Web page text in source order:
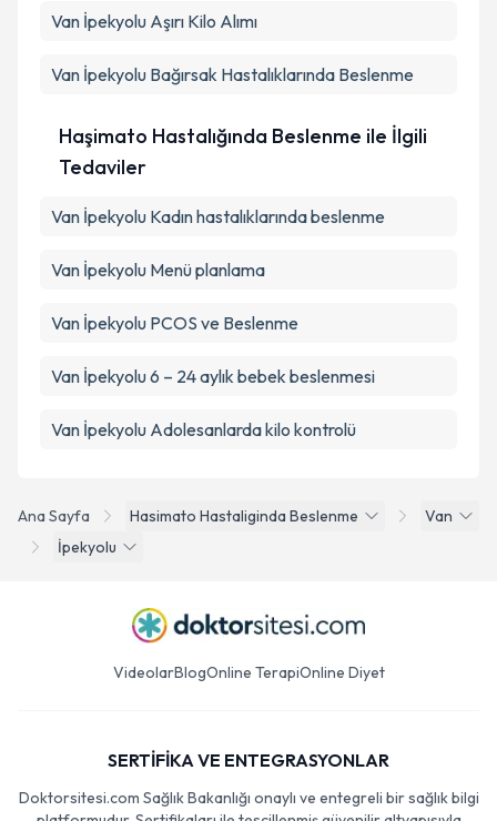
Ana Sayfa Hasimato Hastaliginda Beslenme
Van
İpekyolu
Van İpekyolu Aşırı Kilo Alımı
Van İpekyolu Bağırsak Hastalıklarında Beslenme
Haşimato Hastalığında Beslenme ile İlgili
Tedaviler
Van İpekyolu Kadın hastalıklarında beslenme
Van İpekyolu Menü planlama
Van İpekyolu PCOS ve Beslenme
Van İpekyolu 6 – 24 aylık bebek beslenmesi
Van İpekyolu Adolesanlarda kilo kontrolü
Videolar Blog Online Terapi Online Diyet
SERTİFİKA VE ENTEGRASYONLAR
Doktorsitesi.com Sağlık Bakanlığı onaylı ve entegreli bir sağlık bilgi